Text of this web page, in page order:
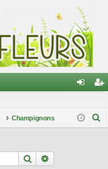
ne cri
Champignons
Rechercher